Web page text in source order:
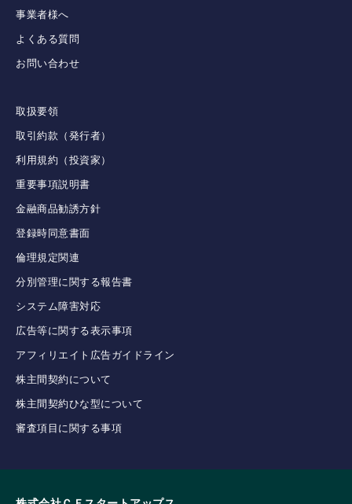
事業者様へ
よくある質問
お問い合わせ
取扱要領
取引約款（発行者）
利用規約（投資家）
重要事項説明書
金融商品勧誘方針
登録時同意書面
倫理規定関連
分別管理に関する報告書
システム障害対応
広告等に関する表示事項
アフィリエイト広告ガイドライン
株主間契約について
株主間契約ひな型について
審査項目に関する事項